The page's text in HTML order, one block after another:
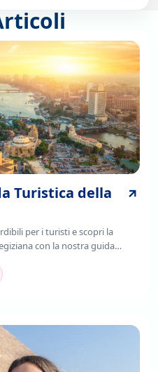
Turistica della
per i turisti e scopri la
con la nostra guida